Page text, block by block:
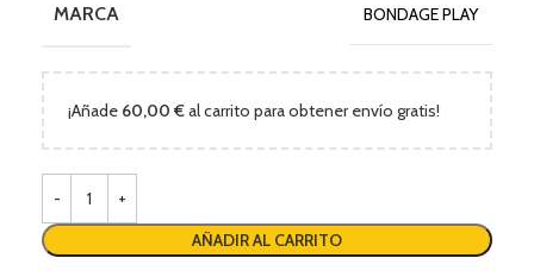
MARCA BONDAGE PLAY
¡Añade 60,00 €al carrito para obtener envío gratis!
AÑADIR AL CARRITO